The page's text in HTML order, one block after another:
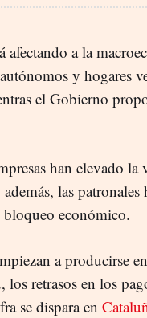
afectando a la
y hogares
el Gobierno
han elevado
las
bloqueo económico.
a producirse
los retrasos en los
se dispara en